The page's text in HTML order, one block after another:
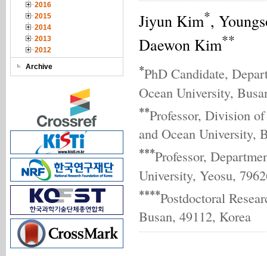
2016
2015
2014
2013
2012
Archive
Jiyun Kim*,
Daewon Kim**
*PhD Candidate,
Ocean University,
**Professor, Division
and Ocean University,
***Professor,
University, Yeosu,
****Postdoctoral
Busan, 49112, Korea